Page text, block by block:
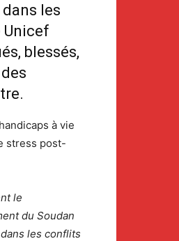
les
Unicef
blessés,
à vie
stress post-
le
du Soudan
les conflits